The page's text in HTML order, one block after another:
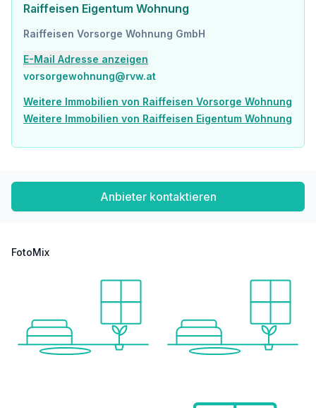
Raiffeisen Eigentum Wohnung
Raiffeisen Vorsorge Wohnung GmbH
E-Mail Adresse anzeigen
vorsorgewohnung@rvw.at
Weitere Immobilien von Raiffeisen Vorsorge Wohnung
Weitere Immobilien von Raiffeisen Eigentum Wohnung
Anbieter kontaktieren
FotoMix